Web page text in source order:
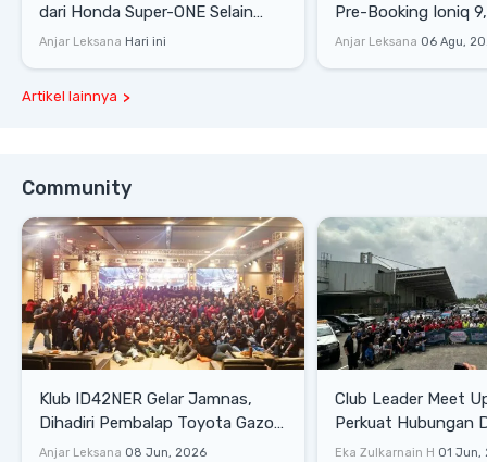
dari Honda Super-ONE Selain
Harga
Anjar Leksana Hari ini
Pre-Booking Ioniq
Rp1,49 Miliar
Anjar Leksana 06 Agu,
Artikel lainnya
Community
Klub ID42NER Gelar Jamnas,
Dihadiri Pembalap Toyota Gazoo
Racing
Anjar Leksana 08 Jun, 2026
Club Leader Meet
Perkuat Hubungan
Dengan Komunitas
Eka Zulkarnain H 01 Jun,